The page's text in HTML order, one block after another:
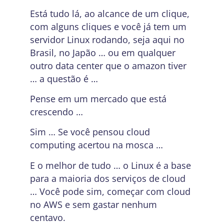
Está tudo lá, ao alcance de um clique,
com alguns cliques e você já tem um
servidor Linux rodando, seja aqui no
Brasil, no Japão … ou em qualquer
outro data center que o amazon tiver
… a questão é …
Pense em um mercado que está
crescendo …
Sim … Se você pensou cloud
computing acertou na mosca …
E o melhor de tudo … o Linux é a base
para a maioria dos serviços de cloud
… Você pode sim, começar com cloud
no AWS e sem gastar nenhum
centavo.